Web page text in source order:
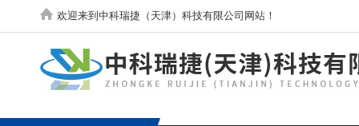
欢迎来到中科瑞捷（天津）科技有限公司网站！